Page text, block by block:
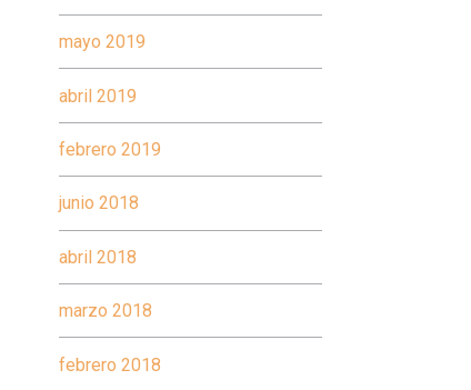
mayo 2019
abril 2019
febrero 2019
junio 2018
abril 2018
marzo 2018
febrero 2018